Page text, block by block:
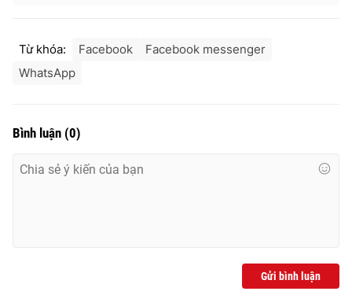
Từ khóa: Facebook
Facebook messenger
WhatsApp
Bình luận (0)
Gửi bình luận